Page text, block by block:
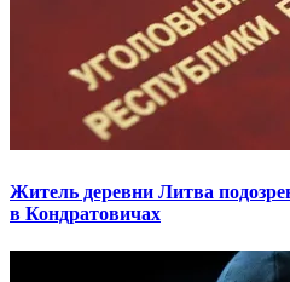
Житель деревни Литва
в Кондратовичах